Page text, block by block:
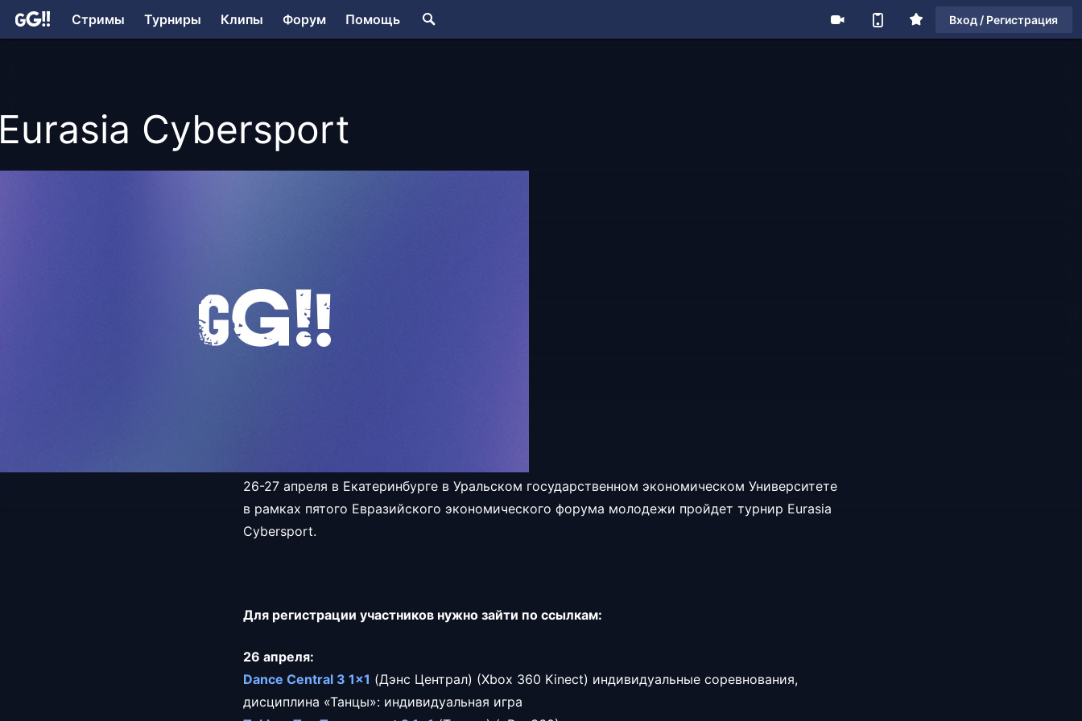
Стримы Турниры Клипы Форум Помощь Вход / Регистрация
Cybersport
26-27 апреля в Екатеринбурге в Уральском государственном экономическом Университете
в рамках пятого Евразийского экономического форума молодежи пройдет турнир Eurasia
Cybersport.
Для регистрации участников нужно зайти по ссылкам:
26 апреля:
Dance Central 3 1x1 (Дэнс Централ) (Xbox 360 Kinect) индивидуальные соревнования,
дисциплина «Танцы»: индивидуальная игра